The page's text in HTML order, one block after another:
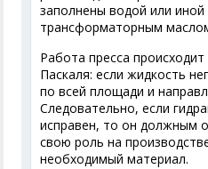
заполнены водой или
трансформаторным
Работа пресса
Паскаля: если жидкость
по всей площади и
Следовательно, если
исправен, то он должным
свою роль на
необходимый материал.